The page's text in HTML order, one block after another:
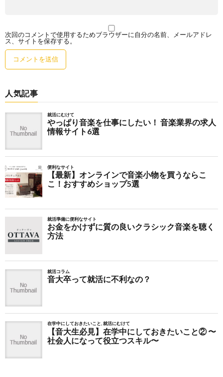
次回のコメントで使用するためブラウザーに自分の名前、メールアドレ
ス、サイトを保存する。
人気記事